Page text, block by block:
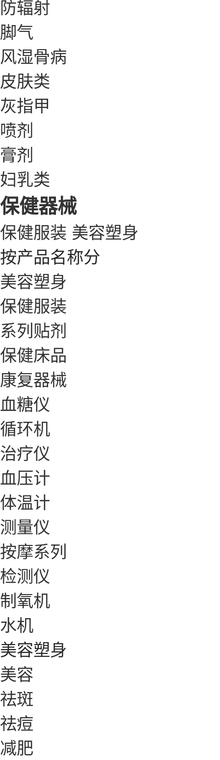
防辐射
脚气
风湿骨病
皮肤类
灰指甲
喷剂
膏剂
妇乳类
保健器械
保健服装 美容塑身
按产品名称分
美容塑身
保健服装
系列贴剂
保健床品
康复器械
血糖仪
循环机
治疗仪
血压计
体温计
测量仪
按摩系列
检测仪
制氧机
水机
美容塑身
美容
祛斑
祛痘
减肥